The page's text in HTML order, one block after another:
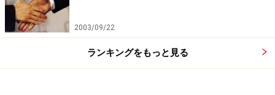
2003/09/22
ランキングをもっと見る